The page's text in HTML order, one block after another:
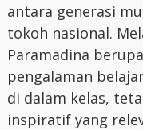
antara generasi
tokoh nasional.
Paramadina
pengalaman
di dalam kelas,
inspiratif yang